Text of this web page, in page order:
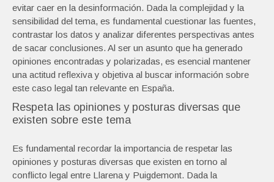
evitar caer en la desinformación. Dada la complejidad y la
sensibilidad del tema, es fundamental cuestionar las fuentes,
contrastar los datos y analizar diferentes perspectivas antes
de sacar conclusiones. Al ser un asunto que ha generado
opiniones encontradas y polarizadas, es esencial mantener
una actitud reflexiva y objetiva al buscar información sobre
este caso legal tan relevante en España.
Respeta las opiniones y posturas diversas que
existen sobre este tema
Es fundamental recordar la importancia de respetar las
opiniones y posturas diversas que existen en torno al
conflicto legal entre Llarena y Puigdemont. Dada la